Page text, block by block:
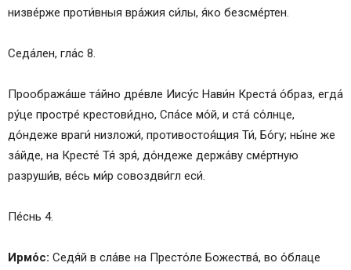
низве́рже проти́вныя вра́жия си́лы, я́ко безсме́ртен.
Седа́лен, гла́с 8.
Прообража́ше та́йно дре́вле Иису́с Нави́н Креста́ о́браз, егда́
ру́це простре́ крестови́дно, Спа́се мо́й, и ста́ со́лнце,
до́ндеже враги́ низложи́, противостоя́щия Ти́, Бо́гу; ны́не же
за́йде, на Кресте́ Тя́ зря́, до́ндеже держа́ву сме́ртную
разруши́в, ве́сь ми́р совоздви́гл еси́.
Пе́снь 4.
Ирмо́с: Седя́й в сла́ве на Престо́ле Божества́, во о́блаце